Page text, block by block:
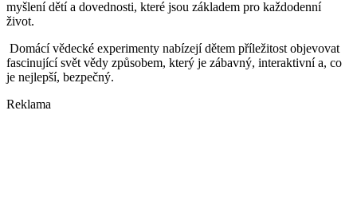
myšlení dětí a dovednosti, které jsou základem pro každodenní
život.
Domácí vědecké experimenty nabízejí dětem příležitost objevovat
fascinující svět vědy způsobem, který je zábavný, interaktivní a, co
je nejlepší, bezpečný.
Reklama